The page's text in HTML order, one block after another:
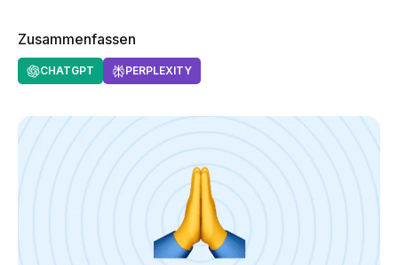
Zusammenfassen
CHATGPT PERPLEXITY